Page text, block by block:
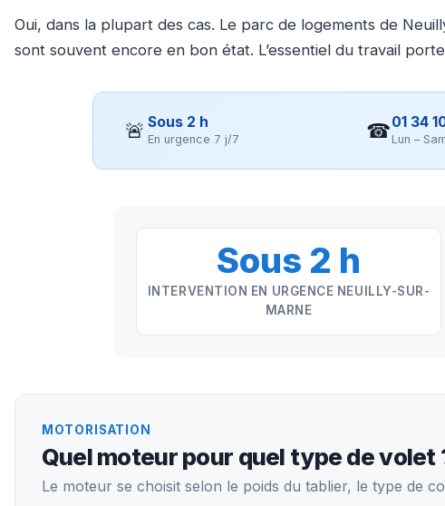
Oui, dans la plupart des cas. Le parc de logements de
sont souvent encore en bon état. L’essentiel du travail
🚨 Sous 2 h
En urgence 7 j/7 ☎01 34
Lun –
Sous 2 h
INTERVENTION EN URGENCE NEUILLY-SUR-
MARNE
MOTORISATION
Quel moteur pour quel type de volet
Le moteur se choisit selon le poids du tablier, le type de